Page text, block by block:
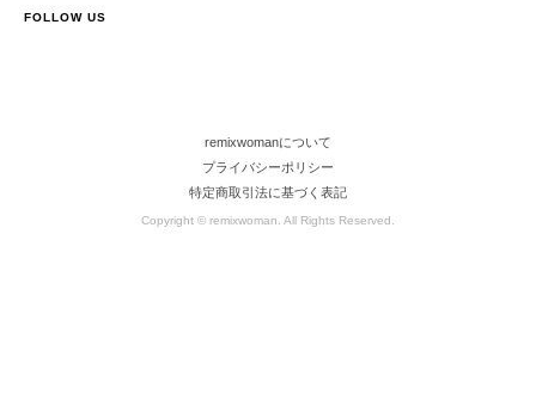
FOLLOW US
remixwomanについて
プライバシーポリシー
特定商取引法に基づく表記
Copyright © remixwoman. All Rights Reserved.